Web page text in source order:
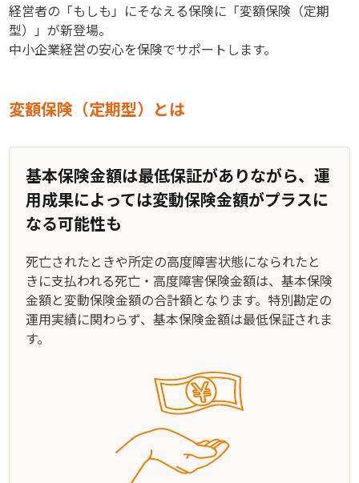
経営者の「もしも」にそなえる保険に「変額保険（定期
型）」が新登場。
中小企業経営の安心を保険でサポートします。
変額保険（定期型）とは
基本保険金額は最低保証がありながら、運
用成果によっては変動保険金額がプラスに
なる可能性も
死亡されたときや所定の高度障害状態になられたと
きに支払われる死亡・高度障害保険金額は、基本保険
金額と変動保険金額の合計額となります。特別勘定の
運用実績に関わらず、基本保険金額は最低保証されま
す。